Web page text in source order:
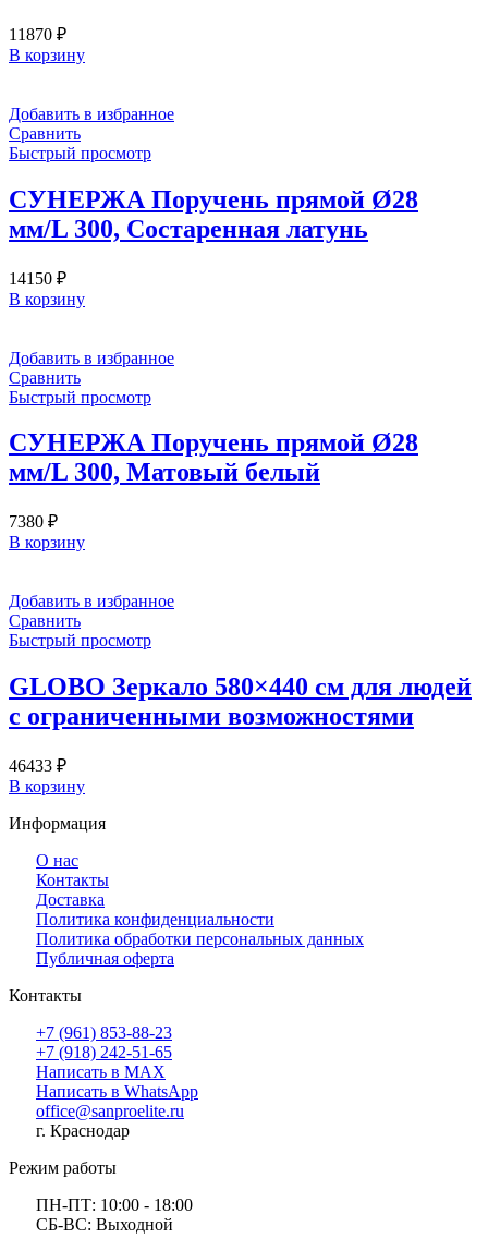
11870 ₽
В корзину
Добавить в избранное
Сравнить
Быстрый просмотр
СУНЕРЖА Поручень прямой Ø28
мм/L 300, Состаренная латунь
14150 ₽
В корзину
Добавить в избранное
Сравнить
Быстрый просмотр
СУНЕРЖА Поручень прямой Ø28
мм/L 300, Матовый белый
7380 ₽
В корзину
Добавить в избранное
Сравнить
Быстрый просмотр
GLOBO Зеркало 580×440 см для людей
с ограниченными возможностями
46433 ₽
В корзину
Информация
О нас
Контакты
Доставка
Политика конфиденциальности
Политика обработки персональных данных
Публичная оферта
Контакты
+7 (961) 853-88-23
+7 (918) 242-51-65
Написать в MAX
Написать в WhatsApp
office@sanproelite.ru
г. Краснодар
Режим работы
ПН-ПТ: 10:00 - 18:00
СБ-ВС: Выходной